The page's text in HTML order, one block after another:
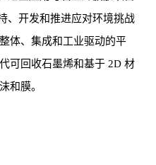
、开发和推进应对环境挑战
体、集成和工业驱动的平
可回收石墨烯和基于 2D 材
和膜。